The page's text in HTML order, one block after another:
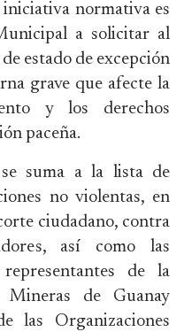
iniciativa normativa es
a solicitar al
estado de excepción
grave que afecte la
y los derechos
paceña.
suma a la lista de
no violentas, en
ciudadano, contra
así como las
de la
Mineras de Guanay
las Organizaciones